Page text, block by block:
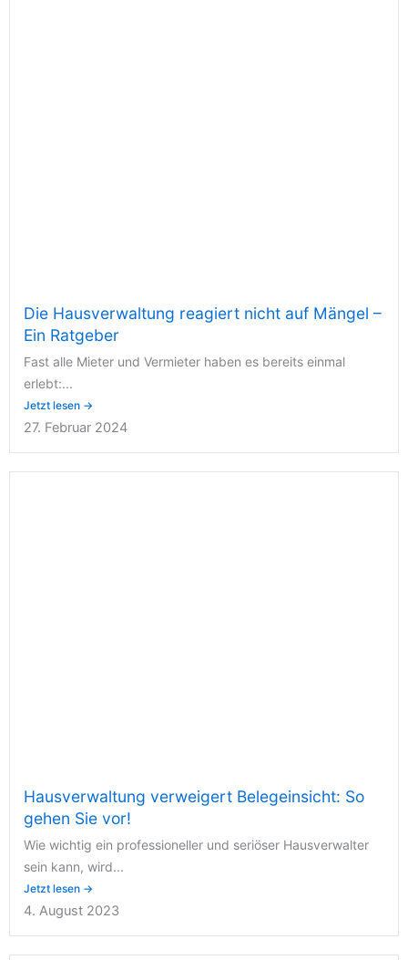
Die Hausverwaltung reagiert nicht auf Mängel –
Ein Ratgeber
Fast alle Mieter und Vermieter haben es bereits einmal
erlebt:...
Jetzt lesen →
27. Februar 2024
Hausverwaltung verweigert Belegeinsicht: So
gehen Sie vor!
Wie wichtig ein professioneller und seriöser Hausverwalter
sein kann, wird...
Jetzt lesen →
4. August 2023